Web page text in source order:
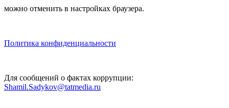
можно отменить в настройках браузера.
Политика конфиденциальности
Для сообщений о фактах коррупции:
Shamil.Sadykov@tatmedia.ru